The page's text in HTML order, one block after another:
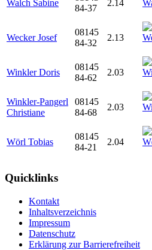
Walch Sabine
84-37
2.14
Wecker Josef
08145
84-32
2.13
Winkler Doris
08145
84-62
2.03
Winkler-Pangerl
Christiane
08145
84-68
2.03
Wörl Tobias
08145
84-21
2.04
Quicklinks
Kontakt
Inhaltsverzeichnis
Impressum
Datenschutz
Erklärung zur Barrierefreiheit